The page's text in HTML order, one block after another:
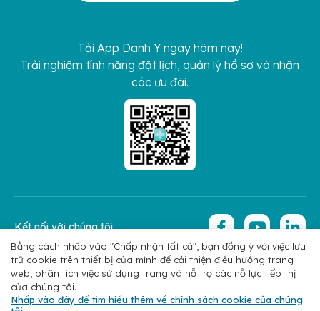
Tải App Danh Y ngay hôm nay!
Trải nghiệm tính năng đặt lịch, quản lý hồ sơ và nhận
các ưu đãi.
Chính sách bảo mật Copyright 2026 © Hoan My Corporation
Kết nối với chúng tôi
Bằng cách nhấp vào "Chấp nhận tất cả", bạn đồng ý với việc lưu
trữ cookie trên thiết bị của mình để cải thiện điều hướng trang
web, phân tích việc sử dụng trang và hỗ trợ các nỗ lực tiếp thị
của chúng tôi.
Nhấp vào đây để tìm hiểu thêm về chính sách cookie của chúng